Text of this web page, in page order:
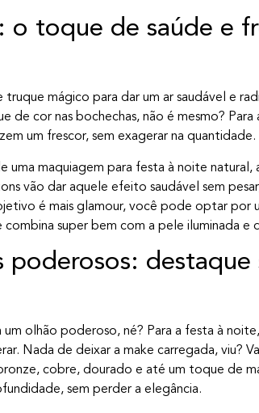
o toque de saúde e
truque mágico para dar um ar saudável e
de cor nas bochechas, não é mesmo?
um frescor, sem exagerar na quantidade.
uma maquiagem para festa à noite natural,
vão dar aquele efeito saudável sem
é mais glamour, você pode optar por
super bem com a pele iluminada e
poderosos: destaque
um olhão poderoso, né? Para a festa à
Nada de deixar a make carregada, viu?
cobre, dourado e até um toque de
sem perder a elegância.